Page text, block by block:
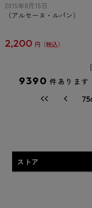
2015年8月15日
（アルセーヌ・ルパン）
2,200 円
9390 件あります
ストア